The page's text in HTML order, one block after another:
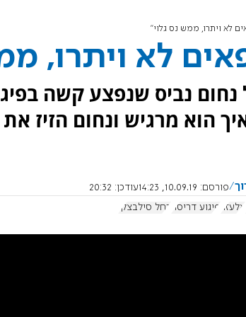
לא ויתרו, ממש נס גלוי''
לא ויתרו,
נביס שנפצע קשה
הוא מרגיש ונחום הזיז
פורסם: 10.09.19, 14:23 עודכן: 20:32
אלעזר פיגוע דריסה רחל סילבצקי